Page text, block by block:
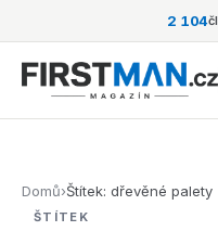
2 104
Domů›Štítek: dřevěné palety
ŠTÍTEK